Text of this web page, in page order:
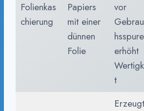
Folienkas
chierung
Papiers
mit einer
dünnen
Folie
vor
erhöht
t
Erzeugt